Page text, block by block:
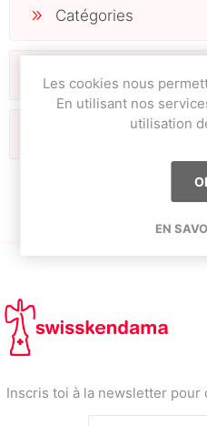
Catégories
Fabricants
Tags fréquents
Inscris toi à la newsletter
Les cookies nous
En utilisant nos
utilisation
EN